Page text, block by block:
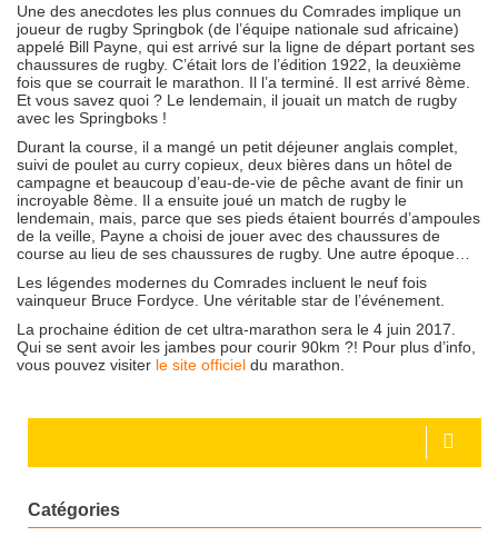
Une des anecdotes les plus connues du Comrades implique un
joueur de rugby Springbok (de l’équipe nationale sud africaine)
appelé Bill Payne, qui est arrivé sur la ligne de départ portant ses
chaussures de rugby. C’était lors de l’édition 1922, la deuxième
fois que se courrait le marathon. Il l’a terminé. Il est arrivé 8ème.
Et vous savez quoi ? Le lendemain, il jouait un match de rugby
avec les Springboks !
Durant la course, il a mangé un petit déjeuner anglais complet,
suivi de poulet au curry copieux, deux bières dans un hôtel de
campagne et beaucoup d’eau-de-vie de pêche avant de finir un
incroyable 8ème. Il a ensuite joué un match de rugby le
lendemain, mais, parce que ses pieds étaient bourrés d’ampoules
de la veille, Payne a choisi de jouer avec des chaussures de
course au lieu de ses chaussures de rugby. Une autre époque…
Les légendes modernes du Comrades incluent le neuf fois
vainqueur Bruce Fordyce. Une véritable star de l’événement.
La prochaine édition de cet ultra-marathon sera le 4 juin 2017.
Qui se sent avoir les jambes pour courir 90km ?! Pour plus d’info,
vous pouvez visiter le site officiel du marathon.
Catégories